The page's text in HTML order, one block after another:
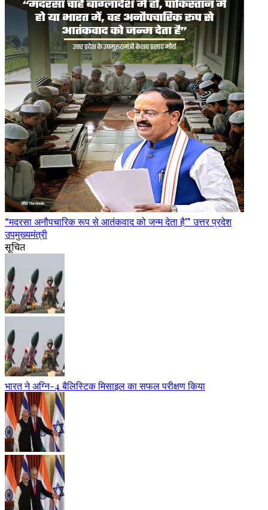
“मदरसा अनौपचारिक रूप से आतंकवाद को जन्म देता है” उत्तर प्रदेश
उपमुख्यमंत्री
सूचित
भारत ने अग्नि-4 बैलिस्टिक मिसाइल का सफल परीक्षण किया